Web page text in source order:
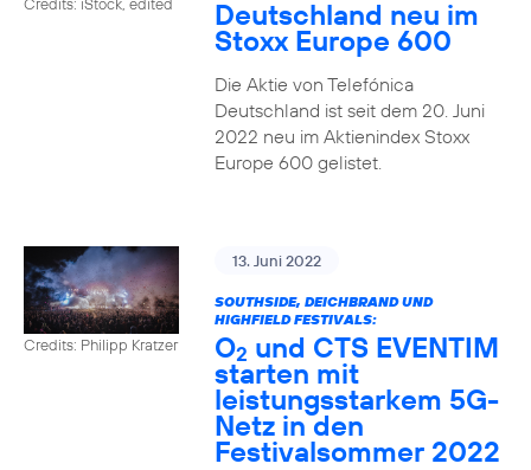
Deutschland neu im
Stoxx Europe 600
Die Aktie von Telefónica
Deutschland ist seit dem 20. Juni
2022 neu im Aktienindex Stoxx
Europe 600 gelistet.
Credits: Philipp Kratzer
13. Juni 2022
SOUTHSIDE, DEICHBRAND UND
HIGHFIELD FESTIVALS:
O2 und CTS EVENTIM
starten mit
leistungsstarkem 5G-
Netz in den
Festivalsommer 2022